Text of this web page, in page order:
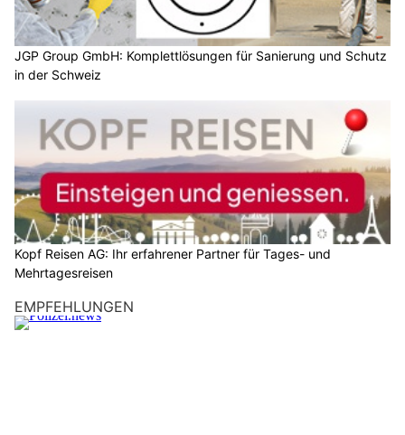
JGP Group GmbH: Komplettlösungen für Sanierung und Schutz
in der Schweiz
Kopf Reisen AG: Ihr erfahrener Partner für Tages- und
Mehrtagesreisen
EMPFEHLUNGEN